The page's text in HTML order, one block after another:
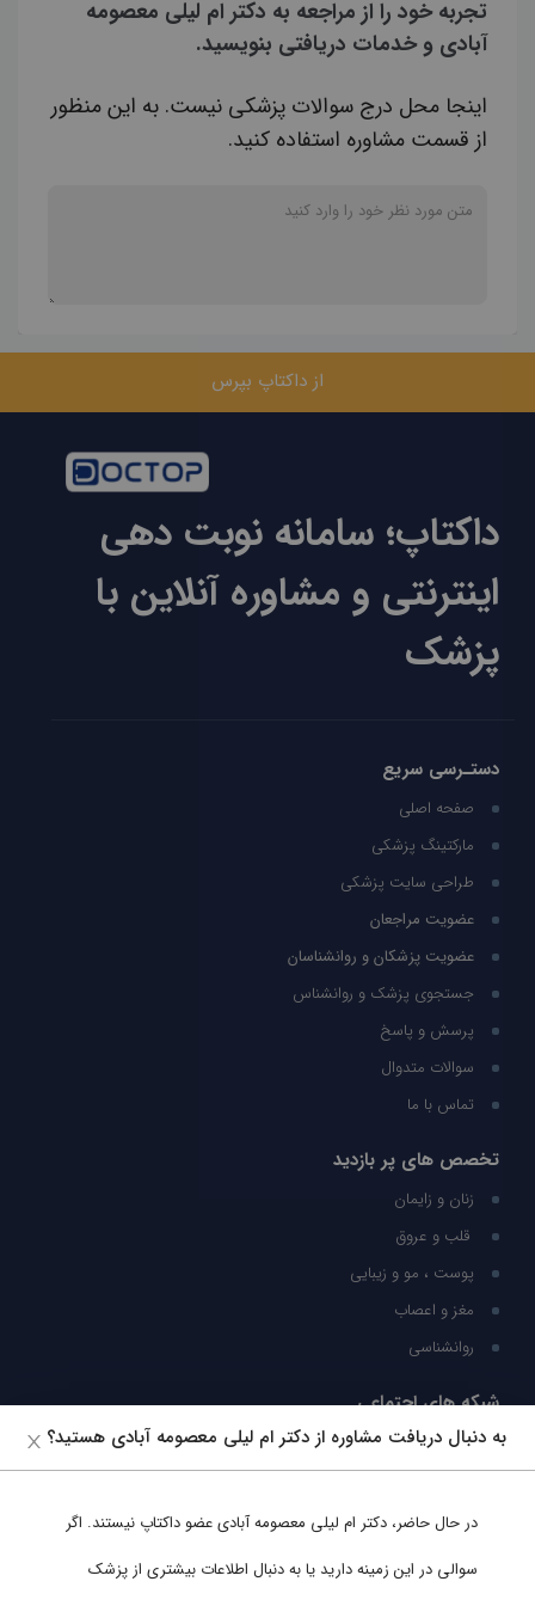
تجربه خود را از مراجعه به دکتر ام لیلی معصومه
آبادی و خدمات دریافتی بنویسید.
اینجا محل درج سوالات پزشکی نیست. به این منظور
از قسمت مشاوره استفاده کنید.
از داکتاپ بپرس
داکتاپ؛ سامانه نوبت دهی
اینترنتی و مشاوره آنلاین با
پزشک
دستـرسی سریع
صفحه اصلی
مارکتینگ پزشکی
طراحی سایت پزشکی
عضویت مراجعان
عضویت پزشکان و روانشناسان
جستجوی پزشک و روانشناس
پرسش و پاسخ
سوالات متدوال
تماس با ما
تخصص های پر بازدید
زنان و زایمان
قلب و عروق
پوست ، مو و زیبایی
مغز و اعصاب
روانشناسی
شبکه های اجتماعی
ما را در شبکه های اجتماعی دنبال کنید
به دنبال دریافت مشاوره از دکتر ام لیلی معصومه آبادی هستید؟
در حال حاضر، دکتر ام لیلی معصومه آبادیعضو داکتاپ نیستند. اگر
سوالی در این زمینه دارید یا به دنبال اطلاعات بیشتری از پزشک